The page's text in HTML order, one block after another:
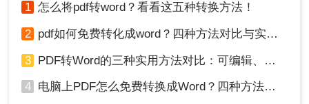
1 怎么将pdf转word？看看这五种转换方法！
2 pdf如何免费转化成word？四种方法对比与实操指南（附详细表格）
3 PDF转Word的三种实用方法对比：可编辑、保格式、避风险！
4 电脑上PDF怎么免费转换成Word？四种方法对比与实操指南（附详细表格）!